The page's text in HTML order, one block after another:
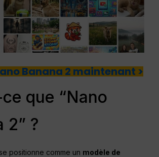
Banana 2 maintenant >
que “Nano
2” ?
positionne comme un modèle de